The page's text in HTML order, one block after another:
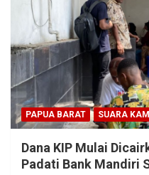
PAPUA BARAT SUARA
Dana KIP Mulai
Padati Bank Mandiri